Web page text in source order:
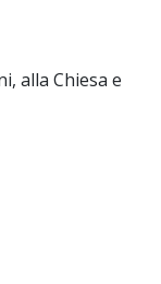
alla Chiesa e